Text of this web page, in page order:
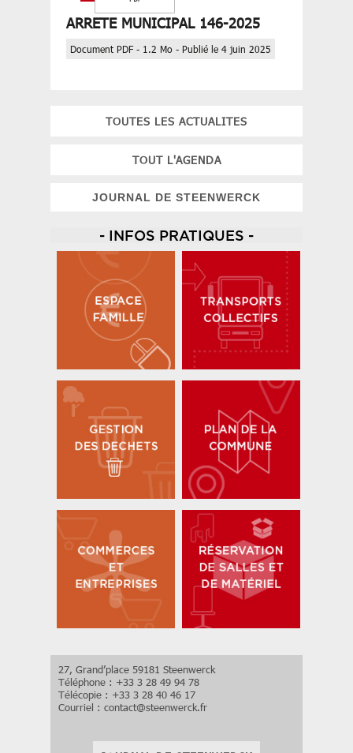
ARRETE MUNICIPAL 146-2025
Document PDF - 1.2 Mo - Publié le 4 juin 2025
TOUTES LES ACTUALITES
TOUT L'AGENDA
JOURNAL DE STEENWERCK
- INFOS PRATIQUES -
27, Grand’place 59181 Steenwerck
Téléphone : +33 3 28 49 94 78
Télécopie : +33 3 28 40 46 17
Courriel : contact@steenwerck.fr